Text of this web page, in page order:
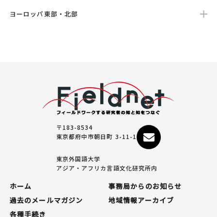
ヨーロッパ東部・北部
〒183-8534
東京都府中市朝日町 3-11-1
東京外国語大学
アジア・アフリカ言語文化研究所内
ホーム
事務局からのお知らせ
過去のメールマガジン
地域情報アーカイブ
各種手続き